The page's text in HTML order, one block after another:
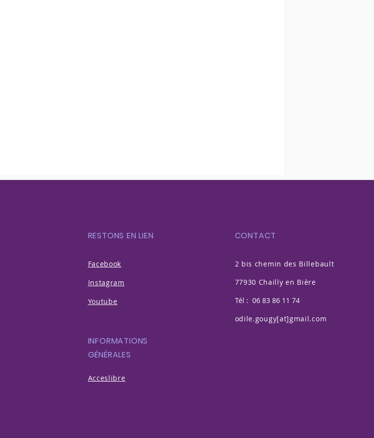
RESTONS EN LIEN
Facebook
Instagram
Youtube
INFORMATIONS
GÉNÉRALES
Acceslibre
CONTACT
2 bis chemin des Billebault
77930 Chailly en Bière
Tél : 06 83 86 11 74
odile.gougy[at]gmail.com